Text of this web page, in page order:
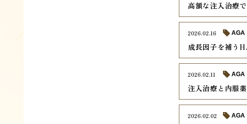
高額な注入治療
成長因子を補う
2026.02.16 AGA
注入治療と内服
2026.02.11 AGA
2026.02.02 AGA